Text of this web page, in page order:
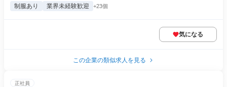
制服あり 業界未経験歓迎 +23個
気になる
この企業の類似求人を見る
正社員